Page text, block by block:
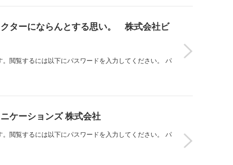
ターにならんとする思い。 株式会社ビ
閲覧するには以下にパスワードを入力してください。 パ
ケーションズ 株式会社
閲覧するには以下にパスワードを入力してください。 パ